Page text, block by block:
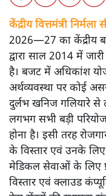
केंद्रीय वित्तमंत्री निर्मला
2026—27 का केंद्रीय
द्वारा साल 2014 में
है। बजट में अधिकांश
अर्थव्यवस्था पर कोई
दुर्लभ खनिज गलियारे
लगभग सभी बड़ी
होना है। इसी तरह
के विस्तार एवं उनके लिए
मेडिकल सेवाओं के लिए
विस्तार एवं क्लाउड